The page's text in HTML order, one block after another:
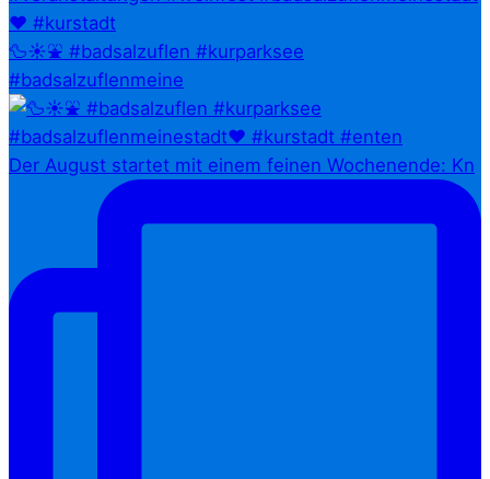
🦆☀️⛲ #badsalzuflen #kurparksee
#badsalzuflenmeine
Der August startet mit einem feinen Wochenende: Kn